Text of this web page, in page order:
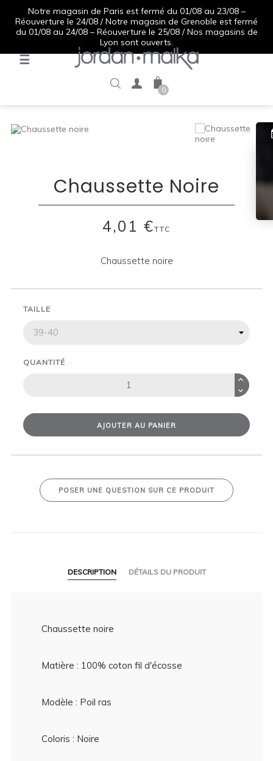
Notre magasin de Paris est fermé du 01/08 au 23/08 –
Réouverture le 24/08 / Notre magasin de Grenoble est fermé
du 01/08 au 24/08 – Réouverture le 25/08 / Nos magasins de
Lyon sont ouverts.
Basculer
☰
0
Chaussette Noire
4,01 €TTC
Chaussette noire
TAILLE
QUANTITÉ
AJOUTER AU PANIER
POSER UNE QUESTION SUR CE PRODUIT
DESCRIPTION DÉTAILS DU PRODUIT
Chaussette noire
Matière : 100% coton fil d'écosse
Modèle : Poil ras
Coloris : Noire